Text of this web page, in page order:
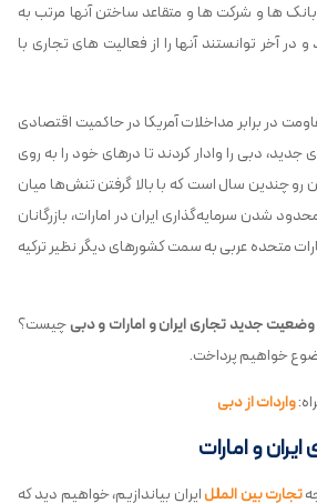
بانک ها و شرکت ها و متقاعد ساختن آنها مرتب به
در آخر توانستند آنها را از فعالیت های تجاری با
در برابر مداخلات آمریكا در حاكمیت اقتصادی
دبی را وادار کردند تا درهای خود را به روی
رو چندین سال است که با بالا گرفتن تنش‌ها میان
شدن سرمایه‌گذاری ایران در امارات، بازرگانان
متحده عربی به سمت کشورهای دیگر نظیر ترکیه
جدید تجاری ایران و امارات و دبیچیست؟
خواهیم پرداخت.
واردات از دبی
و امارات
تجارت بین المللایران بیاندازیم، خواهیم دید که